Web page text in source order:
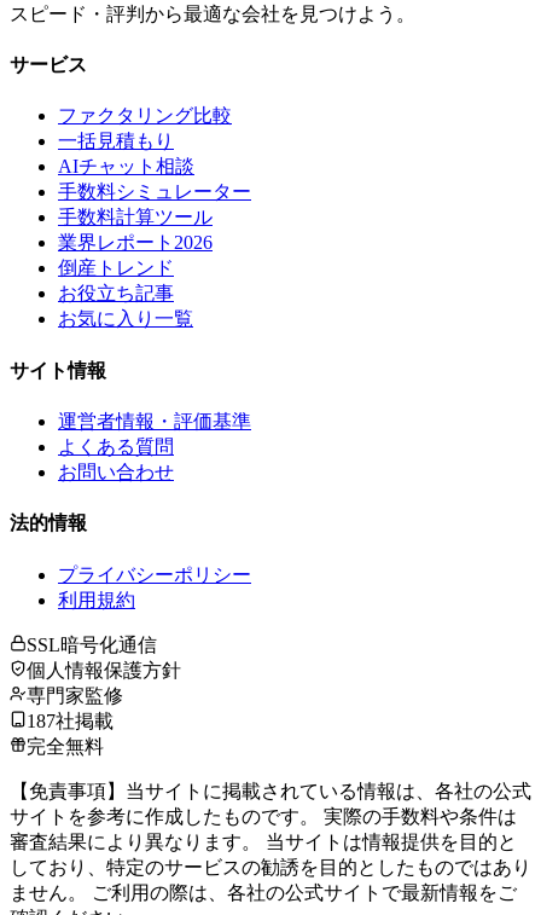
スピード・評判から最適な会社を見つけよう。
サービス
ファクタリング比較
一括見積もり
AIチャット相談
手数料シミュレーター
手数料計算ツール
業界レポート2026
倒産トレンド
お役立ち記事
お気に入り一覧
サイト情報
運営者情報・評価基準
よくある質問
お問い合わせ
法的情報
プライバシーポリシー
利用規約
SSL暗号化通信
個人情報保護方針
専門家監修
187社掲載
完全無料
【免責事項】当サイトに掲載されている情報は、各社の公式
サイトを参考に作成したものです。 実際の手数料や条件は
審査結果により異なります。 当サイトは情報提供を目的と
しており、特定のサービスの勧誘を目的としたものではあり
ません。 ご利用の際は、各社の公式サイトで最新情報をご